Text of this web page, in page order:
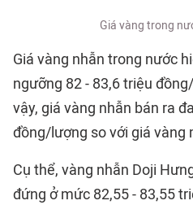
Giá vàng trong
Giá vàng nhẫn trong nước
ngưỡng 82 - 83,6 triệu
vậy, giá vàng nhẫn bán ra
đồng/lượng so với giá vàng
Cụ thể, vàng nhẫn Doji
đứng ở mức 82,55 - 83,55